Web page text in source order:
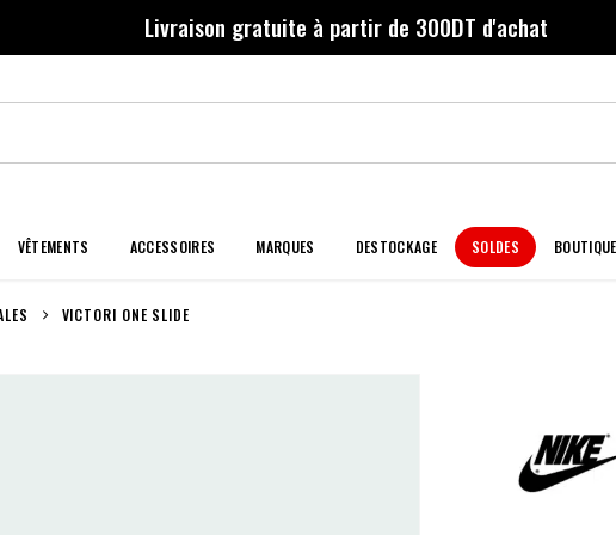
Livraison gratuite à partir de 300DT d'achat
VÊTEMENTS ACCESSOIRES MARQUES DESTOCKAGE SOLDES
VICTORI ONE SLIDE